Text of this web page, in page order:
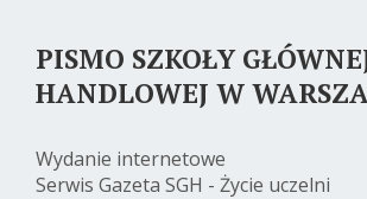
PISMO SZKOŁY
HANDLOWEJ W
Wydanie internetowe
Serwis Gazeta SGH - Życie uczelni